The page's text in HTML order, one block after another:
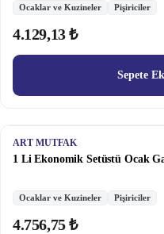
Ocaklar ve Kuzineler Pişiriciler
4.129,13 ₺
Sepete
ART MUTFAK
1 Li Ekonomik Setüstü Ocak
Ocaklar ve Kuzineler Pişiriciler
4.756,75 ₺